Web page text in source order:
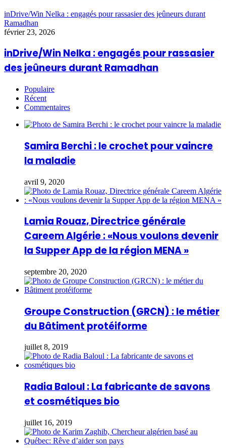
inDrive/Win Nelka : engagés pour rassasier des jeûneurs durant
Ramadhan
février 23, 2026
inDrive/Win Nelka : engagés pour rassasier
des jeûneurs durant Ramadhan
Populaire
Récent
Commentaires
Samira Berchi : le crochet pour vaincre
la maladie
avril 9, 2020
Lamia Rouaz, Directrice générale
Careem Algérie : «Nous voulons devenir
la Supper App de la région MENA »
septembre 20, 2020
Groupe Construction (GRCN) : le métier
du Bâtiment protéiforme
juillet 8, 2019
Radia Baloul : La fabricante de savons
et cosmétiques bio
juillet 16, 2019